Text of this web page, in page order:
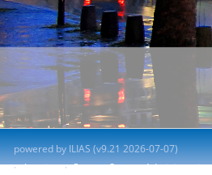
powered by ILIAS (v9.21 2026-07-07)
Imprint
Contact System Administration